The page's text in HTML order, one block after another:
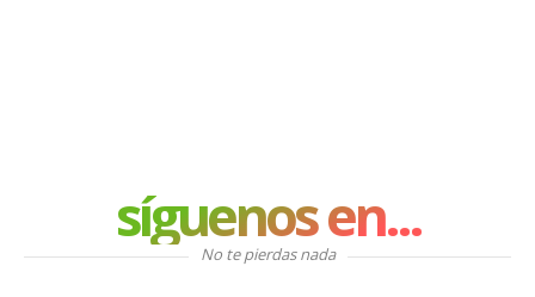
síguenos en...
No te pierdas nada